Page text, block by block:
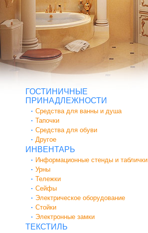
ГОСТИНИЧНЫЕ
ПРИНАДЛЕЖНОСТИ
Средства для ванны и душа
Тапочки
Средства для обуви
Другое
ИНВЕНТАРЬ
Информационные стенды и таблички
Урны
Тележки
Сейфы
Электрическое оборудование
Стойки
Электронные замки
ТЕКСТИЛЬ